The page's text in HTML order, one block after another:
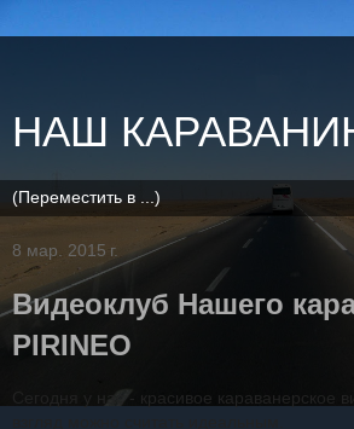
НАШ
8 мар. 2015 г.
Видеоклуб Нашего
PIRINEO
Сегодня у нас - красивое караванерское